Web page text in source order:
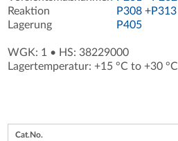
Reaktion
P308 +P313
Lagerung
P405
WGK: 1 • HS: 38229000
Lagertemperatur: +15 °C to +30 °C